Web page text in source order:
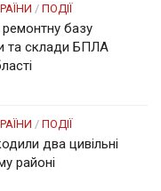
/ ПОДІЇ
базу
та склади БПЛА
/ ПОДІЇ
два цивільні
районі